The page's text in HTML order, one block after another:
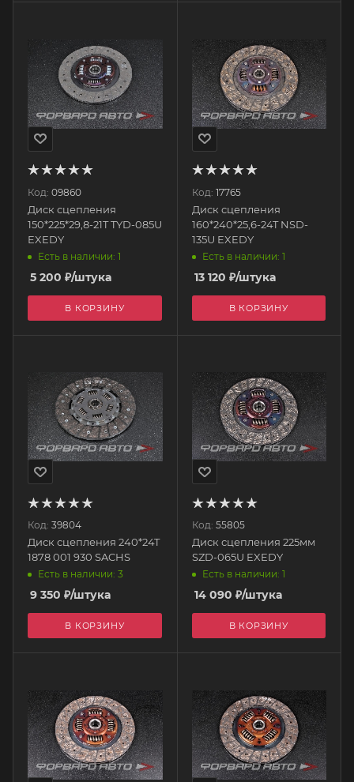
Код: 09860
Диск сцепления
150*225*29,8-21T TYD-085U
EXEDY
Есть в наличии: 1
5 200 ₽/штука
В КОРЗИНУ
Код: 17765
Диск сцепления
160*240*25,6-24T NSD-
135U EXEDY
Есть в наличии: 1
13 120 ₽/штука
В КОРЗИНУ
Код: 39804
Диск сцепления 240*24T
1878 001 930 SACHS
Есть в наличии: 3
9 350 ₽/штука
В КОРЗИНУ
Код: 55805
Диск сцепления 225мм
SZD-065U EXEDY
Есть в наличии: 1
14 090 ₽/штука
В КОРЗИНУ